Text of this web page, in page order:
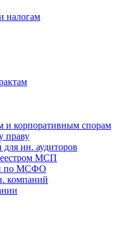
налогам
и корпоративным спорам
праву
ин. аудиторов
МСП
по МСФО
компаний